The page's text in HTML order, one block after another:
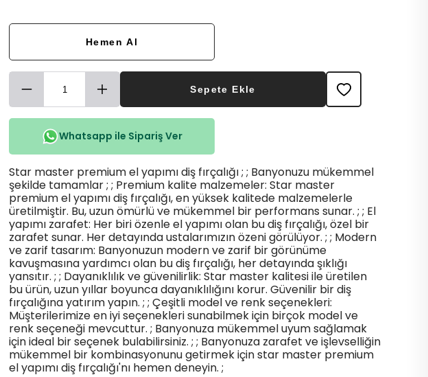
Hemen Al
Sepete Ekle
Whatsapp ile Sipariş Ver
Star master premium el yapımı diş fırçalığı ; ; Banyonuzu mükemmel
şekilde tamamlar ; ; Premium kalite malzemeler: Star master
premium el yapımı diş fırçalığı, en yüksek kalitede malzemelerle
üretilmiştir. Bu, uzun ömürlü ve mükemmel bir performans sunar. ; ; El
yapımı zarafet: Her biri özenle el yapımı olan bu diş fırçalığı, özel bir
zarafet sunar. Her detayında ustalarımızın özeni görülüyor. ; ; Modern
ve zarif tasarım: Banyonuzun modern ve zarif bir görünüme
kavuşmasına yardımcı olan bu diş fırçalığı, her detayında şıklığı
yansıtır. ; ; Dayanıklılık ve güvenilirlik: Star master kalitesi ile üretilen
bu ürün, uzun yıllar boyunca dayanıklılığını korur. Güvenilir bir diş
fırçalığına yatırım yapın. ; ; Çeşitli model ve renk seçenekleri:
Müşterilerimize en iyi seçenekleri sunabilmek için birçok model ve
renk seçeneği mevcuttur. ; Banyonuza mükemmel uyum sağlamak
için ideal bir seçenek bulabilirsiniz. ; ; Banyonuza zarafet ve işlevselliğin
mükemmel bir kombinasyonunu getirmek için star master premium
el yapımı diş fırçalığı'nı hemen deneyin. ;